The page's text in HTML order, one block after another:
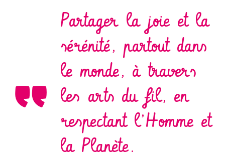
Partager la joie et la
sérénité, partout dans
le monde, à travers
les arts du fil, en
respectant l’Homme et
la Planète.